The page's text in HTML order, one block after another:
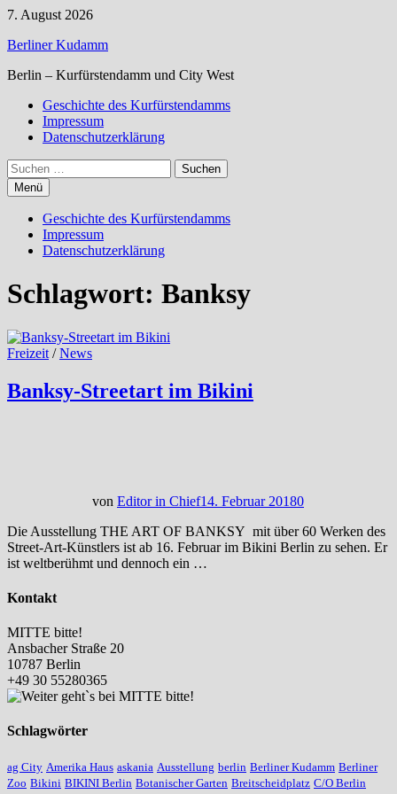
Zum
springen
7. August 2026
Berliner Kudamm
Berlin – Kurfürstendamm und City West
Geschichte des Kurfürstendamms
Impressum
Datenschutzerklärung
Suchen
nach:
Menü
Geschichte des Kurfürstendamms
Impressum
Datenschutzerklärung
Schlagwort: Banksy
Freizeit /News
Banksy-Streetart im Bikini
von Editor in Chief14. Februar 20180
Die Ausstellung THE ART OF BANKSY mit über 60 Werken des
Street-Art-Künstlers ist ab 16. Februar im Bikini Berlin zu sehen. Er
ist weltberühmt und dennoch ein …
Kontakt
MITTE bitte!
Ansbacher Straße 20
10787 Berlin
+49 30 55280365
Schlagwörter
ag City Amerika Haus askania Ausstellung berlin Berliner Kudamm Berliner
Zoo Bikini BIKINI Berlin Botanischer Garten Breitscheidplatz C/O Berlin